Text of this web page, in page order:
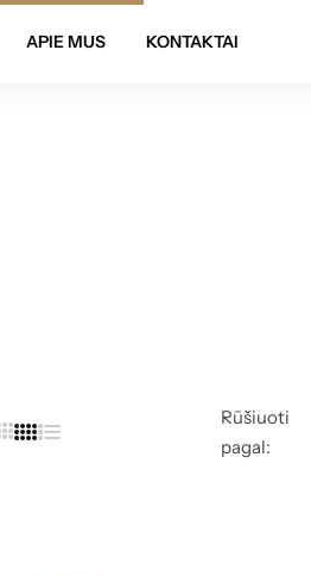
APIE MUS KONTAKTAI
Rūšiuoti
pagal: